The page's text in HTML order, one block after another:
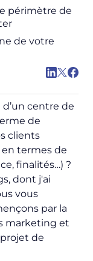
périmètre de
de votre
centre de
de
clients
termes de
finalités…) ?
dont j'ai
vous
par la
marketing et
de